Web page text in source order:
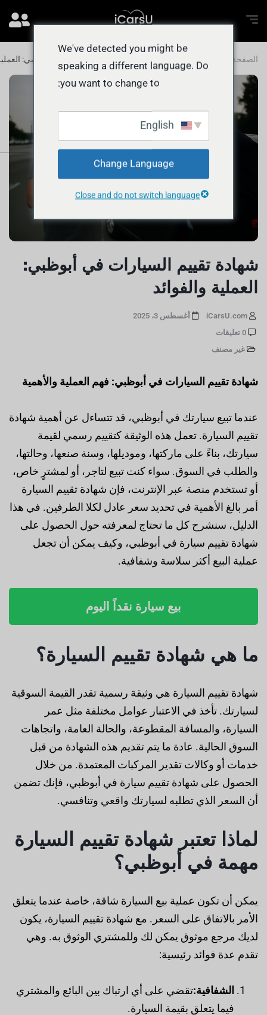
الصفحة الرئيسية شهادة تقييم السيارات في أبوظبي:
شهادة تقييم السيارات في أبوظبي:
العملية والفوائد
أغسطس 3، 2025
0 تعليقات
غير مصنف
شهادة تقييم السيارات في أبوظبي: فهم العملية والأهمية
عندما تبيع سيارتك في أبوظبي، قد تتساءل عن أهمية شهادة
تقييم السيارة. تعمل هذه الوثيقة كتقييم رسمي لقيمة
سيارتك، بناءً على ماركتها، وموديلها، وسنة صنعها، وحالتها،
والطلب في السوق. سواء كنت تبيع لتاجر، أو لمشترٍ خاص،
أو تستخدم منصة عبر الإنترنت، فإن شهادة تقييم السيارة
أمر بالغ الأهمية في تحديد سعر عادل لكلا الطرفين. في هذا
الدليل، سنشرح كل ما تحتاج لمعرفته حول الحصول على
شهادة تقييم سيارة في أبوظبي، وكيف يمكن أن تجعل
عملية البيع أكثر سلاسة وشفافية.
بيع سيارة نقداً اليوم
ما هي شهادة تقييم السيارة؟
شهادة تقييم السيارة هي وثيقة رسمية تقدر القيمة السوقية
لسيارتك. تأخذ في الاعتبار عوامل مختلفة مثل عمر
السيارة، والمسافة المقطوعة، والحالة العامة، واتجاهات
السوق الحالية. عادة ما يتم تقديم هذه الشهادة من قبل
خدمات أو وكالات تقدير المركبات المعتمدة. من خلال
الحصول على شهادة تقييم سيارة في أبوظبي، فإنك تضمن
أن السعر الذي تطلبه لسيارتك واقعي وتنافسي.
لماذا تعتبر شهادة تقييم السيارة
مهمة في أبوظبي؟
يمكن أن تكون عملية بيع السيارة شاقة، خاصة عندما يتعلق
الأمر بالاتفاق على السعر. مع شهادة تقييم السيارة، يكون
لديك مرجع موثوق يمكن لك وللمشتري الوثوق به. وهي
تقدم عدة فوائد رئيسية:
الشفافية:تقضي على أي ارتباك بين البائع والمشتري
فيما يتعلق بقيمة السيارة.
We've detected you might be
speaking a different language. Do
you want to change to:
Change Language
Close and do not switch language